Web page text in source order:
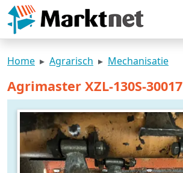
Home Agrarisch Mechanisatie
Agrimaster XZL-130S-30017